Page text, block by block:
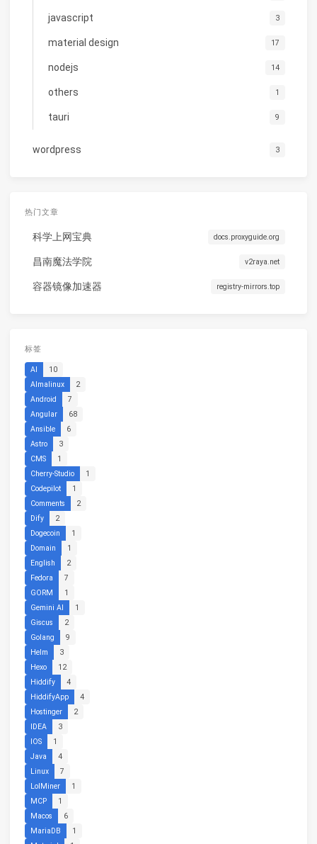
javascript 3
material design 17
nodejs 14
others 1
tauri 9
wordpress 3
热门文章
科学上网宝典 docs.proxyguide.org
昌南魔法学院 v2raya.net
容器镜像加速器 registry-mirrors.top
标签
AI
10
Almalinux
2
Android
7
Angular
68
Ansible
6
Astro
3
CMS
1
Cherry-Studio
1
Codepilot
1
Comments
2
Dify
2
Dogecoin
1
Domain
1
English
2
Fedora
7
GORM
1
Gemini AI
1
Giscus
2
Golang
9
Helm
3
Hexo
12
Hiddify
4
HiddifyApp
4
Hostinger
2
IDEA
3
IOS
1
Java
4
Linux
7
LolMiner
1
MCP
1
Macos
6
MariaDB
1